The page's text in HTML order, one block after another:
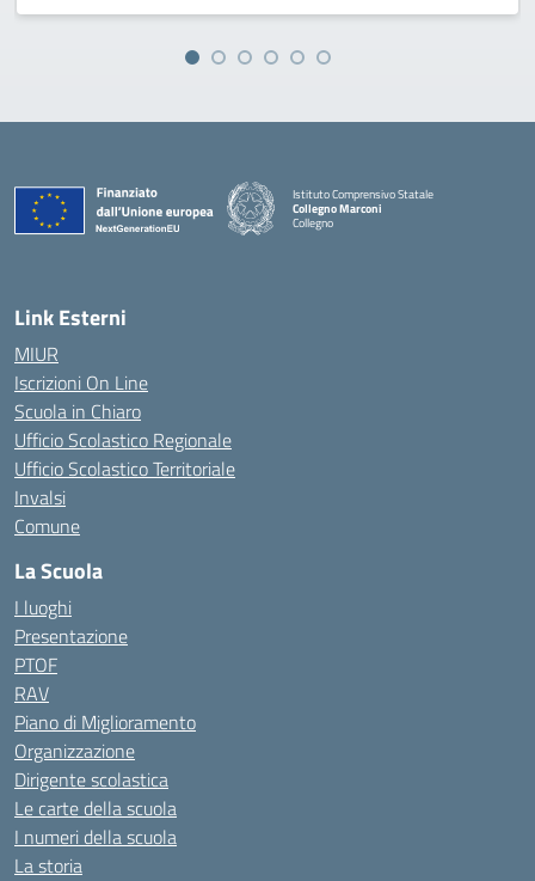
Istituto Comprensivo Statale
Collegno Marconi
Collegno
Link Esterni
MIUR
Iscrizioni On Line
Scuola in Chiaro
Ufficio Scolastico Regionale
Ufficio Scolastico Territoriale
Invalsi
Comune
La Scuola
I luoghi
Presentazione
PTOF
RAV
Piano di Miglioramento
Organizzazione
Dirigente scolastica
Le carte della scuola
I numeri della scuola
La storia